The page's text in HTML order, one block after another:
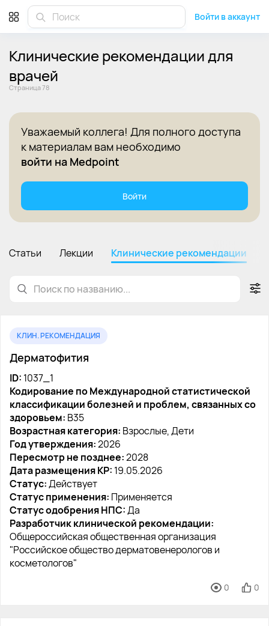
Войти в аккаунт
Клинические рекомендации для
врачей
Cтраница 78
Уважаемый коллега! Для полного доступа
к материалам вам необходимо
войти на Medpoint
Войти
Статьи Лекции Клинические рекомендации
КЛИН. РЕКОМЕНДАЦИЯ
Дерматофития
ID: 1037_1
Кодирование по Международной статистической
классификации болезней и проблем, связанных со
здоровьем: B35
Возрастная категория: Взрослые, Дети
Год утверждения:2026
Пересмотр не позднее:2028
Дата размещения КР: 19.05.2026
Статус:Действует
Статус применения: Применяется
Статус одобрения НПС:Да
Разработчик клинической рекомендации:
Общероссийская общественная организация
"Российское общество дерматовенерологов и
косметологов"
0 0
Клинические рекомендации для врачей 2025 - Страница 78